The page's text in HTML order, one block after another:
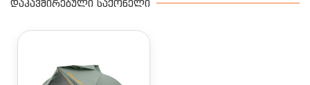
ᲓᲐᲙᲐᲕᲨᲘᲠᲔᲑᲣᲚᲘ ᲡᲐᲥᲝᲜᲔᲚᲘ